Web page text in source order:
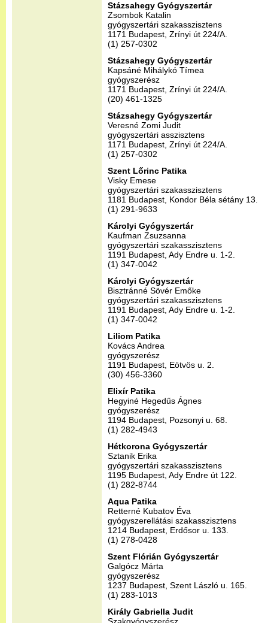
Stázsahegy Gyógyszertár
Zsombok Katalin
gyógyszertári szakasszisztens
1171 Budapest, Zrínyi út 224/A.
(1) 257-0302
Stázsahegy Gyógyszertár
Kapsáné Mihálykó Tímea
gyógyszerész
1171 Budapest, Zrínyi út 224/A.
(20) 461-1325
Stázsahegy Gyógyszertár
Veresné Zomi Judit
gyógyszertári asszisztens
1171 Budapest, Zrínyi út 224/A.
(1) 257-0302
Szent Lőrinc Patika
Visky Emese
gyógyszertári szakasszisztens
1181 Budapest, Kondor Béla sétány 13.
(1) 291-9633
Károlyi Gyógyszertár
Kaufman Zsuzsanna
gyógyszertári szakasszisztens
1191 Budapest, Ady Endre u. 1-2.
(1) 347-0042
Károlyi Gyógyszertár
Bisztránné Sövér Emőke
gyógyszertári szakasszisztens
1191 Budapest, Ady Endre u. 1-2.
(1) 347-0042
Liliom Patika
Kovács Andrea
gyógyszerész
1191 Budapest, Eötvös u. 2.
(30) 456-3360
Elixír Patika
Hegyiné Hegedűs Ágnes
gyógyszerész
1194 Budapest, Pozsonyi u. 68.
(1) 282-4943
Hétkorona Gyógyszertár
Sztanik Erika
gyógyszertári szakasszisztens
1195 Budapest, Ady Endre út 122.
(1) 282-8744
Aqua Patika
Retterné Kubatov Éva
gyógyszerellátási szakasszisztens
1214 Budapest, Erdősor u. 133.
(1) 278-0428
Szent Flórián Gyógyszertár
Galgócz Márta
gyógyszerész
1237 Budapest, Szent László u. 165.
(1) 283-1013
Király Gabriella Judit